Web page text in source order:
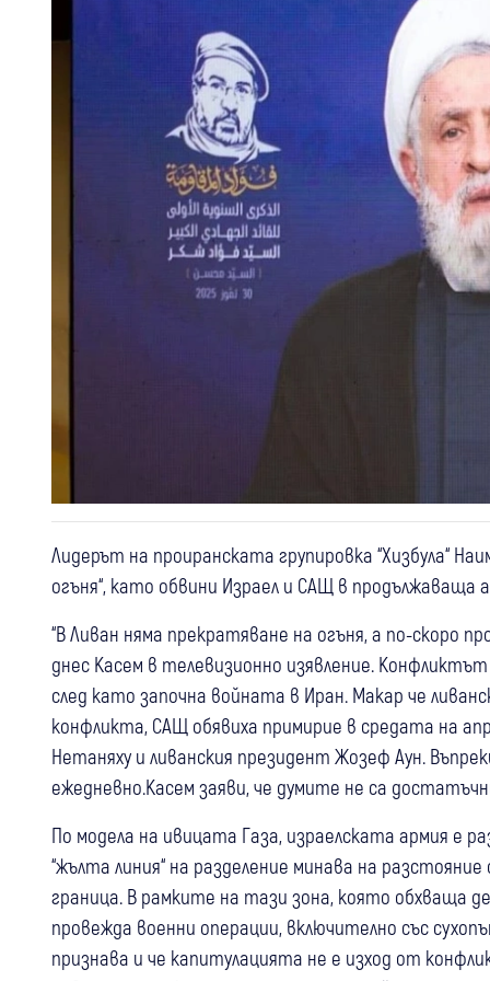
Лидерът на проиранската групировка “Хизбула“
огъня“, като обвини Израел и САЩ в продължаваща
“В Ливан няма прекратяване на огъня, а по-скоро
днес Касем в телевизионно изявление.
след като започна войната в Иран. Макар че
конфликта, САЩ обявиха примирие в средата на
Нетаняху и ливанския президент Жозеф Аун.
ежедневно.Касем заяви, че думите не са
По модела на ивицата Газа, израелската армия е
“жълта линия“ на разделение минава на
граница. В рамките на тази зона, която обхваща
провежда военни операции, включително със
признава и че капитулацията не е изход от